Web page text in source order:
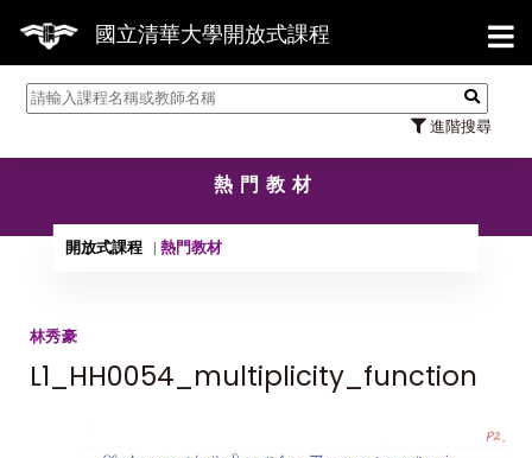
國立清華大學開放式課程
進階搜尋
【
熱門教材
開放式課程 熱門教材
林秀豪
L1_HH0054_multiplicity_function